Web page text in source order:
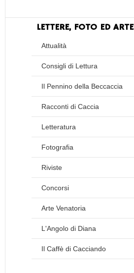
LETTERE, FOTO ED ARTE
Attualità
Consigli di Lettura
Il Pennino della Beccaccia
Racconti di Caccia
Letteratura
Fotografia
Riviste
Concorsi
Arte Venatoria
L'Angolo di Diana
Il Caffè di Cacciando